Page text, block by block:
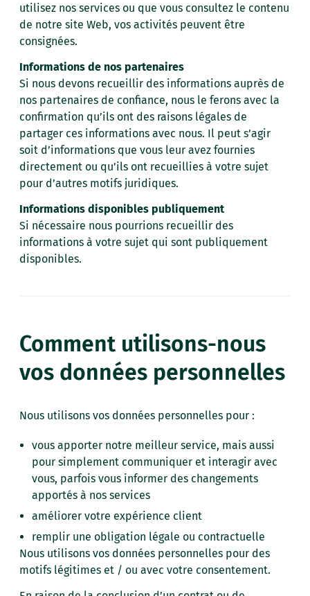
utilisez nos services ou que vous consultez le contenu
de notre site Web, vos activités peuvent être
consignées.
Informations de nos partenaires
Si nous devons recueillir des informations auprès de
nos partenaires de confiance, nous le ferons avec la
confirmation qu’ils ont des raisons légales de
partager ces informations avec nous. Il peut s’agir
soit d’informations que vous leur avez fournies
directement ou qu’ils ont recueillies à votre sujet
pour d’autres motifs juridiques.
Informations disponibles publiquement
Si nécessaire nous pourrions recueillir des
informations à votre sujet qui sont publiquement
disponibles.
Comment utilisons-nous
vos données personnelles
Nous utilisons vos données personnelles pour :
vous apporter notre meilleur service, mais aussi
pour simplement communiquer et interagir avec
vous, parfois vous informer des changements
apportés à nos services
améliorer votre expérience client
remplir une obligation légale ou contractuelle
Nous utilisons vos données personnelles pour des
motifs légitimes et / ou avec votre consentement.